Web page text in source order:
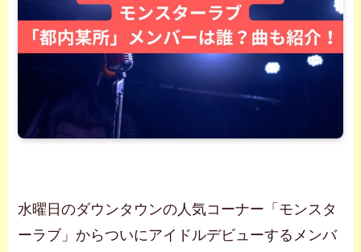
水曜日のダウンタウンの人気コーナー「モンスタ
ーラブ」からついにアイドルデビューするメンバ